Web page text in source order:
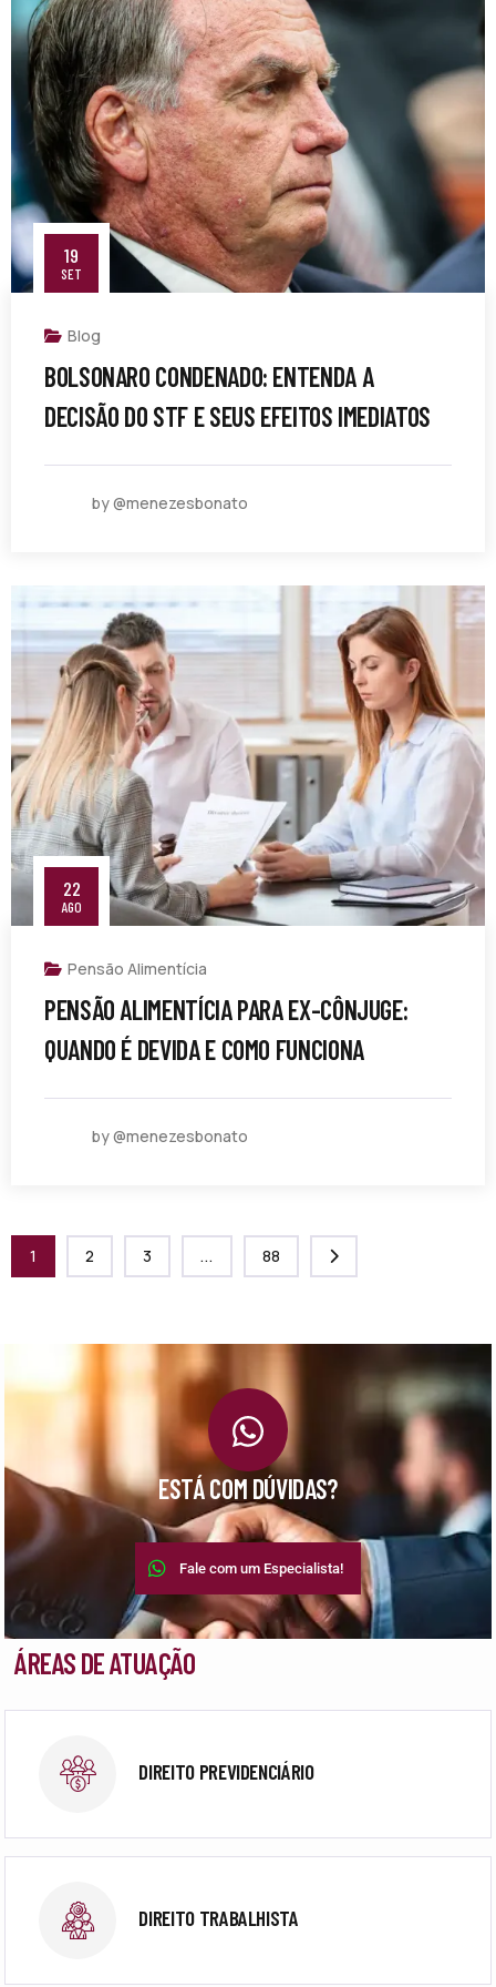
19
SET
Blog
BOLSONARO CONDENADO: ENTENDA A
DECISÃO DO STF E SEUS EFEITOS IMEDIATOS
by @menezesbonato
22
AGO
Pensão Alimentícia
PENSÃO ALIMENTÍCIA PARA EX-CÔNJUGE:
QUANDO É DEVIDA E COMO FUNCIONA
by @menezesbonato
1 2 3 ... 88
ESTÁ COM DÚVIDAS?
Fale com um Especialista!
ÁREAS DE ATUAÇÃO
DIREITO PREVIDENCIÁRIO
DIREITO TRABALHISTA